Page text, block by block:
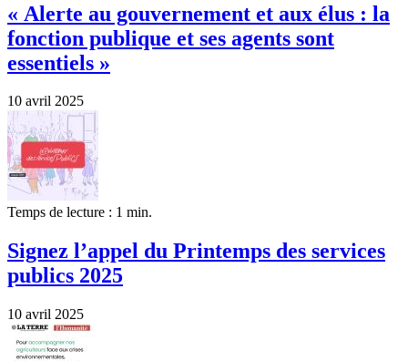
« Alerte au gouvernement et aux élus : la
fonction publique et ses agents sont
essentiels »
10 avril 2025
Temps de lecture : 1 min.
Signez l’appel du Printemps des services
publics 2025
10 avril 2025